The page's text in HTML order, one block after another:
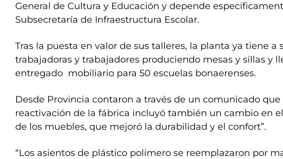
General de Cultura y Educación y depende
Subsecretaría de Infraestructura Escolar.
Tras la puesta en valor de sus talleres, la planta ya tiene a
trabajadoras y trabajadores produciendo mesas y sillas y
entregado mobiliario para 50 escuelas bonaerenses.
Desde Provincia contaron a través de un comunicado que
reactivación de la fábrica incluyó también un cambio en
de los muebles, que mejoró la durabilidad y el confort”.
“Los asientos de plástico polímero se reemplazaron por